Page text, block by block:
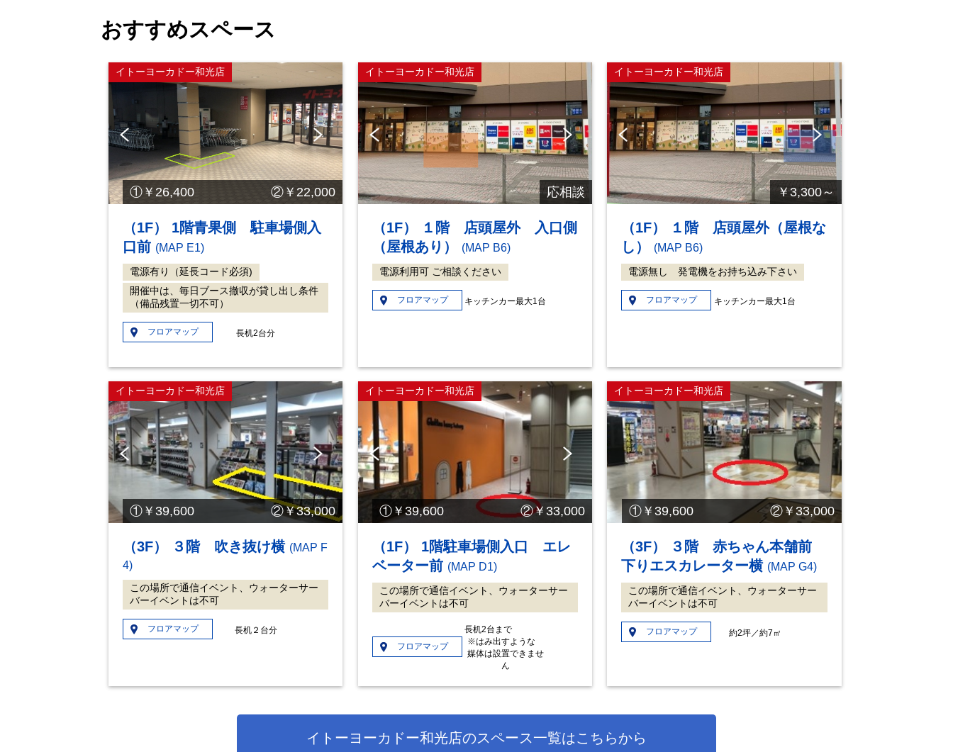
おすすめスペース
イトーヨーカドー和光店
①￥26,400 ②￥22,000
Pre
vio
us
Ne
xt
（1F） 1階青果側 駐車場側入
口前 (MAP E1)
電源有り（延長コード必須)
開催中は、毎日ブース撤収が貸し出し条件
（備品残置一切不可）
フロアマップ 長机2台分
イトーヨーカドー和光店
応相談
Pre
vio
us
Ne
xt
（1F） １階 店頭屋外 入口側
（屋根あり）
(MAP B6)
電源利用可 ご相談ください
フロアマップ キッチンカー最大1台
イトーヨーカドー和光店
￥3,300～
Pre
vio
us
Ne
xt
（1F） １階 店頭屋外（屋根な
し）
(MAP B6)
電源無し 発電機をお持ち込み下さい
フロアマップ キッチンカー最大1台
イトーヨーカドー和光店
①￥39,600 ②￥33,000
Pre
vio
us
Ne
xt
（3F） ３階 吹き抜け横 (MAP F
4)
この場所で通信イベント、ウォーターサー
バーイベントは不可
フロアマップ 長机２台分
イトーヨーカドー和光店
①￥39,600 ②￥33,000
Pre
vio
us
Ne
xt
（1F） 1階駐車場側入口 エレ
ベーター前 (MAP D1)
この場所で通信イベント、ウォーターサー
バーイベントは不可
フロアマップ
長机2台まで
※はみ出すような
媒体は設置できませ
ん
イトーヨーカドー和光店
①￥39,600 ②￥33,000
（3F） ３階 赤ちゃん本舗前
下りエスカレーター横 (MAP G4)
この場所で通信イベント、ウォーターサー
バーイベントは不可
フロアマップ 約2坪／約7㎡
イトーヨーカドー和光店のスペース一覧はこちらから